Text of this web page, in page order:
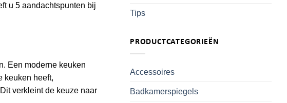
u 5 aandachtspunten bij
Een moderne keuken
keuken heeft,
verkleint de keuze naar
Tips
PRODUCTCATEGORIEËN
Accessoires
Badkamerspiegels